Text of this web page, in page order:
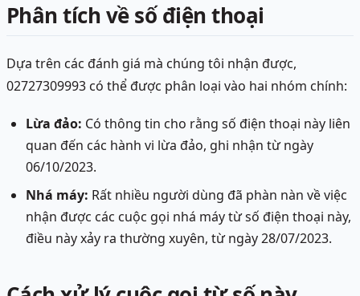
Phân tích về số điện thoại
Dựa trên các đánh giá mà chúng tôi nhận được,
02727309993 có thể được phân loại vào hai nhóm chính:
Lừa đảo: Có thông tin cho rằng số điện thoại này liên
quan đến các hành vi lừa đảo, ghi nhận từ ngày
06/10/2023.
Nhá máy: Rất nhiều người dùng đã phàn nàn về việc
nhận được các cuộc gọi nhá máy từ số điện thoại này,
điều này xảy ra thường xuyên, từ ngày 28/07/2023.